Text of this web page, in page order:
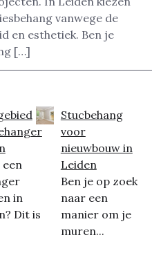
vanwege de
en esthetiek. Ben je
[…]
in
Dit is
Stucbehang
voor
nieuwbouw in
Leiden
Ben je op zoek
naar een
manier om je
muren...